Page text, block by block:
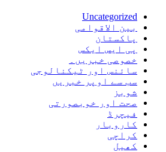
Uncategorized
بین الاقوامی
پاکستان
پی ایس ایکس
خصوصی خبریں۔
سائنس اور ٹیکنالوجی
سب سے اوپر خبریں
شوبز
صحت اور خوبصورتی
فیچرڈ
کاروبار
کراچی
کھیل